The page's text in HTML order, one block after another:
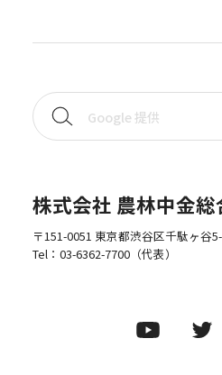
株式会社 農林中金
〒151-0051 東京都渋谷区千駄ヶ谷
Tel： 03-6362-7700（代表）